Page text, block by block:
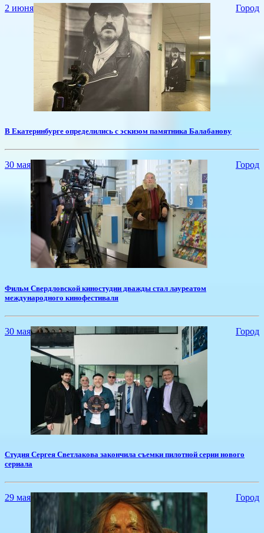
2 июня Город
​В Екатеринбурге определились с эскизом памятника Балабанову
30 мая Город
​Фильм Свердловской киностудии дважды стал лауреатом
международного кинофестиваля
30 мая Город
​Студия Сергея Светлакова закончила съемки пилотной серии нового
сериала
29 мая Город